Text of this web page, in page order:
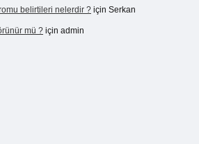
belirtileri nelerdir ? için Serkan
mü ? için admin